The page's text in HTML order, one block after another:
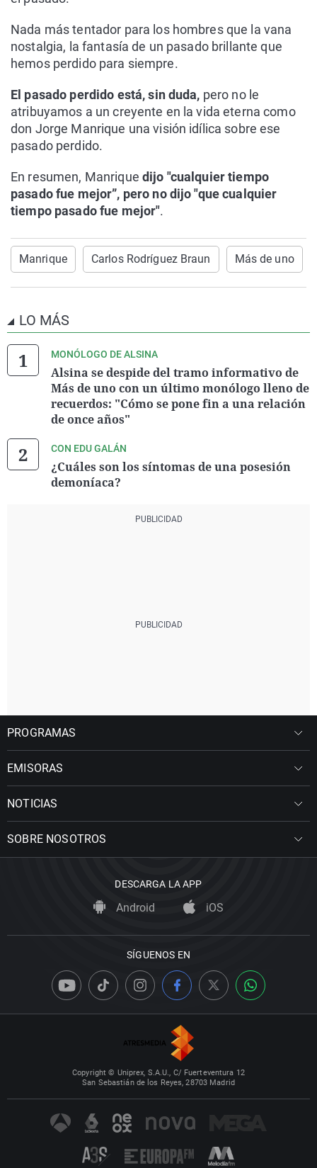
Nada más tentador para los hombres que la vana
nostalgia, la fantasía de un pasado brillante que
hemos perdido para siempre.
El pasado perdido está, sin duda, pero no le
atribuyamos a un creyente en la vida eterna como
don Jorge Manrique una visión idílica sobre ese
pasado perdido.
En resumen, Manrique dijo "cualquier tiempo
pasado fue mejor”, pero no dijo "que cualquier
tiempo pasado fue mejor".
Manrique Carlos Rodríguez Braun Más de uno
LO MÁS
MONÓLOGO DE ALSINA
Alsina se despide del tramo informativo de
Más de uno con un último monólogo lleno de
recuerdos: "Cómo se pone fin a una relación
de once años"
CON EDU GALÁN
¿Cuáles son los síntomas de una posesión
demoníaca?
PROGRAMAS
EMISORAS
NOTICIAS
SOBRE NOSOTROS
DESCARGA LA APP
Android iOS
SÍGUENOS EN
Copyright © Uniprex, S.A.U., C/ Fuerteventura 12
San Sebastián de los Reyes, 28703 Madrid